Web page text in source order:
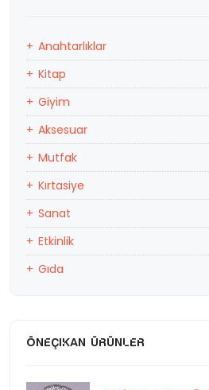
Anahtarlıklar
Kitap
Giyim
Aksesuar
Mutfak
Kırtasiye
Sanat
Etkinlik
Gıda
ÖNEÇIKAN ÜRÜNLER